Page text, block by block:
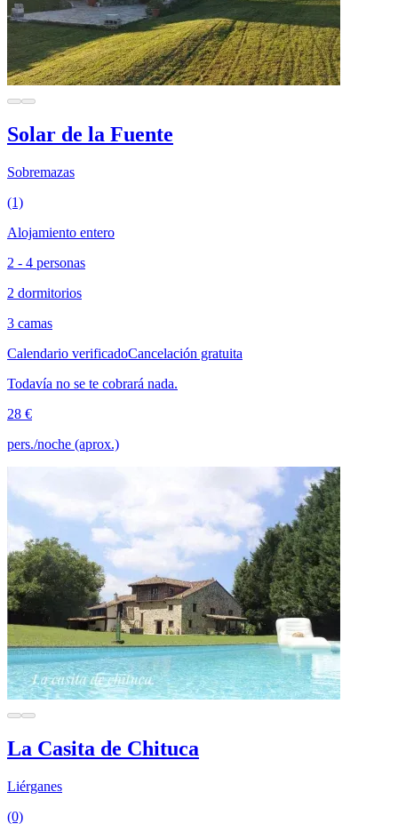
Solar de la Fuente
Sobremazas
(1)
Alojamiento entero
2 - 4 personas
2 dormitorios
3 camas
Calendario verificadoCancelación gratuita
Todavía no se te cobrará nada.
28 €
pers./noche (aprox.)
La Casita de Chituca
Liérganes
(0)